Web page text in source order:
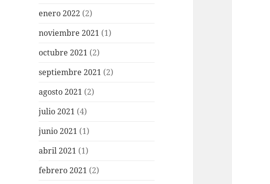
enero 2022 (2)
noviembre 2021 (1)
octubre 2021 (2)
septiembre 2021 (2)
agosto 2021 (2)
julio 2021 (4)
junio 2021 (1)
abril 2021 (1)
febrero 2021 (2)